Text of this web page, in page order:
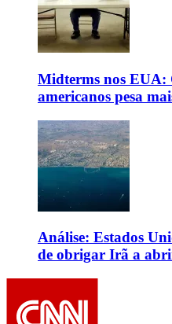
Midterms nos EUA:
americanos pesa
Análise: Estados
de obrigar Irã a